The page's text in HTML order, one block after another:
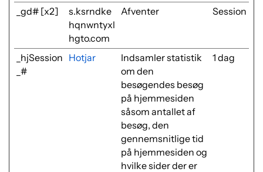
_gd# [x2]
s.ksrndke
hqnwntyxl
hgto.com
Afventer Session
_hjSession
_#
Hotjar
Indsamler statistik
om den
besøgendes besøg
på hjemmesiden
såsom antallet af
besøg, den
gennemsnitlige tid
på hjemmesiden og
hvilke sider der er
1 dag